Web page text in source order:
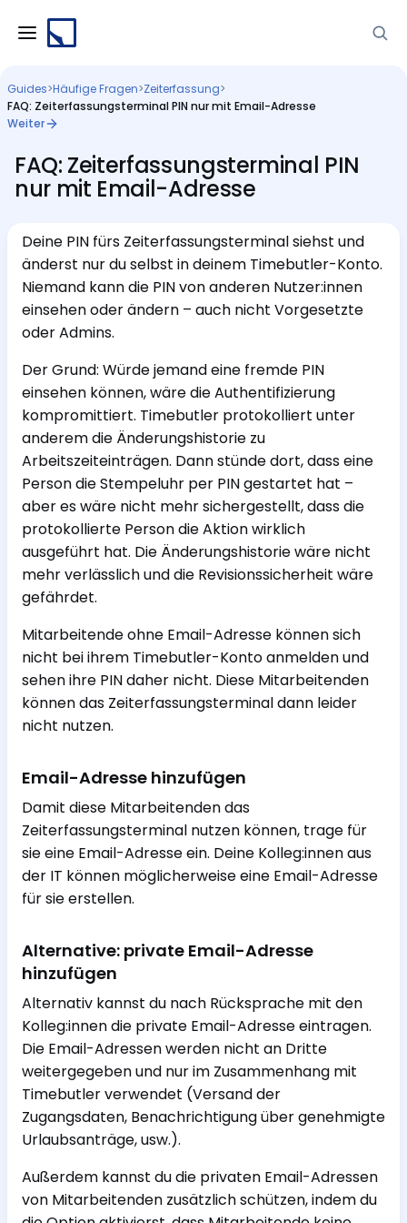
Guides>Häufige Fragen>Zeiterfassung>
FAQ: Zeiterfassungsterminal PIN nur mit Email-Adresse
Weiter
FAQ: Zeiterfassungsterminal PIN
nur mit Email-Adresse
Deine PIN fürs Zeiterfassungsterminal siehst und
änderst nur du selbst in deinem Timebutler-Konto.
Niemand kann die PIN von anderen Nutzer:innen
einsehen oder ändern – auch nicht Vorgesetzte
oder Admins.
Der Grund: Würde jemand eine fremde PIN
einsehen können, wäre die Authentifizierung
kompromittiert. Timebutler protokolliert unter
anderem die Änderungshistorie zu
Arbeitszeiteinträgen. Dann stünde dort, dass eine
Person die Stempeluhr per PIN gestartet hat –
aber es wäre nicht mehr sichergestellt, dass die
protokollierte Person die Aktion wirklich
ausgeführt hat. Die Änderungshistorie wäre nicht
mehr verlässlich und die Revisionssicherheit wäre
gefährdet.
Mitarbeitende ohne Email-Adresse können sich
nicht bei ihrem Timebutler-Konto anmelden und
sehen ihre PIN daher nicht. Diese Mitarbeitenden
können das Zeiterfassungsterminal dann leider
nicht nutzen.
Email-Adresse hinzufügen
Damit diese Mitarbeitenden das
Zeiterfassungsterminal nutzen können, trage für
sie eine Email-Adresse ein. Deine Kolleg:innen aus
der IT können möglicherweise eine Email-Adresse
für sie erstellen.
Alternative: private Email-Adresse
hinzufügen
Alternativ kannst du nach Rücksprache mit den
Kolleg:innen die private Email-Adresse eintragen.
Die Email-Adressen werden nicht an Dritte
weitergegeben und nur im Zusammenhang mit
Timebutler verwendet (Versand der
Zugangsdaten, Benachrichtigung über genehmigte
Urlaubsanträge, usw.).
Außerdem kannst du die privaten Email-Adressen
von Mitarbeitenden zusätzlich schützen, indem du